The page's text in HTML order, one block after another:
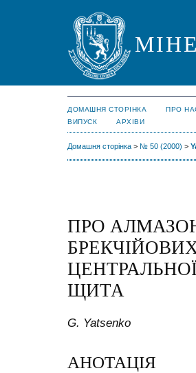
ДОМАШНЯ СТОРІНКА ПРО
ВИПУСК
АРХІВИ
Домашня сторінка > № 50 (2000) >
ПРО
ЩИТА
G. Yatsenko
АНОТАЦІЯ